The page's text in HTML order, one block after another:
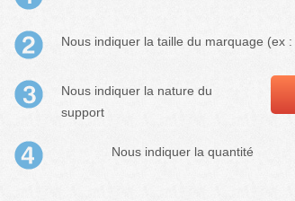
Nous indiquer la taille du marquage (ex
Nous indiquer la nature du
support
Nous indiquer la quantité